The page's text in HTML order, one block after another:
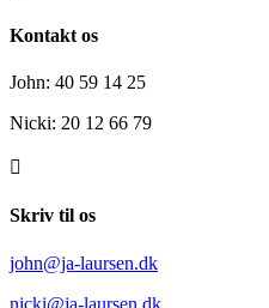
Kontakt os
John: 40 59 14 25
Nicki: 20 12 66 79

Skriv til os
john@ja-laursen.dk
nicki@ja-laursen.dk